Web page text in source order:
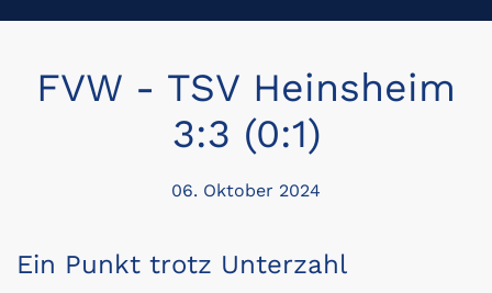
FVW - TSV Heinsheim
3:3 (0:1)
06. Oktober 2024
Ein Punkt trotz Unterzahl